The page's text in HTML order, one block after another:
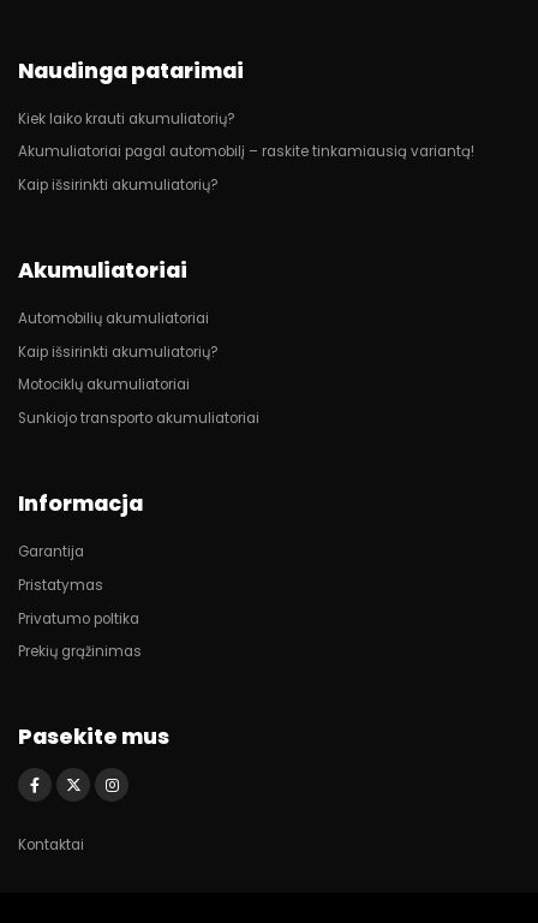
Naudinga patarimai
Kiek laiko krauti akumuliatorių?
Akumuliatoriai pagal automobilį – raskite tinkamiausią variantą!
Kaip išsirinkti akumuliatorių?
Akumuliatoriai
Automobilių akumuliatoriai
Kaip išsirinkti akumuliatorių?
Motociklų akumuliatoriai
Sunkiojo transporto akumuliatoriai
Informacja
Garantija
Pristatymas
Privatumo poltika
Prekių grąžinimas
Pasekite mus
Kontaktai